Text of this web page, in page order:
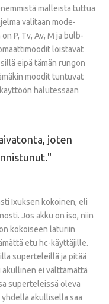
malleista tuttua
valitaan mode-
P, Tv, Av, M ja bulb-
loistavat
eipä tämän rungon
moodit tuntuvat
halutessaan
joten
Ixuksen kokoinen, eli
Jos akku on iso, niin
kokoiseen laturiin
etu hc-käyttäjille.
superteleillä ja pitää
akullinen ei välttämättä
superteleissä oleva
akullisella saa